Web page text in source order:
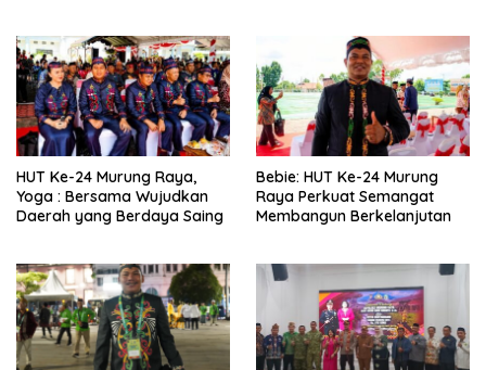
HUT Ke-24 Murung Raya,
Yoga : Bersama Wujudkan
Daerah yang Berdaya Saing
Bebie: HUT Ke-24 Murung
Raya Perkuat Semangat
Membangun Berkelanjutan